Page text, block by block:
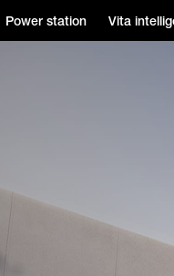
Power station Vita